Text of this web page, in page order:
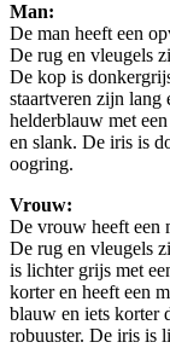
Man:
De man heeft een
De rug en vleugels
De kop is
staartveren zijn lang
helderblauw met
en slank. De iris is
oogring.
Vrouw:
De vrouw heeft een
De rug en vleugels
is lichter grijs met
korter en heeft een
blauw en iets korter
robuuster. De iris is